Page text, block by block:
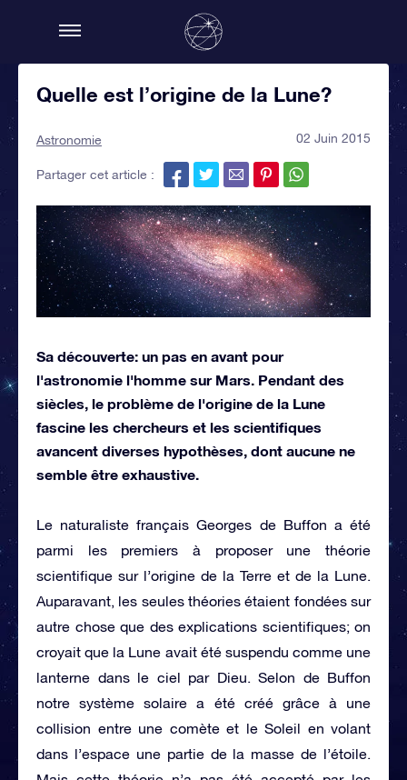
Quelle est l’origine de la Lune?
Astronomie 02 Juin 2015
Partager cet article :
Sa découverte: un pas en avant pour
l'astronomie l'homme sur Mars. Pendant des
siècles, le problème de l'origine de la Lune
fascine les chercheurs et les scientifiques
avancent diverses hypothèses, dont aucune ne
semble être exhaustive.
Le naturaliste français Georges de Buffon a été
parmi les premiers à proposer une théorie
scientifique sur l’origine de la Terre et de la Lune.
Auparavant, les seules théories étaient fondées sur
autre chose que des explications scientifiques; on
croyait que la Lune avait été suspendu comme une
lanterne dans le ciel par Dieu. Selon de Buffon
notre système solaire a été créé grâce à une
collision entre une comète et le Soleil en volant
dans l’espace une partie de la masse de l’étoile.